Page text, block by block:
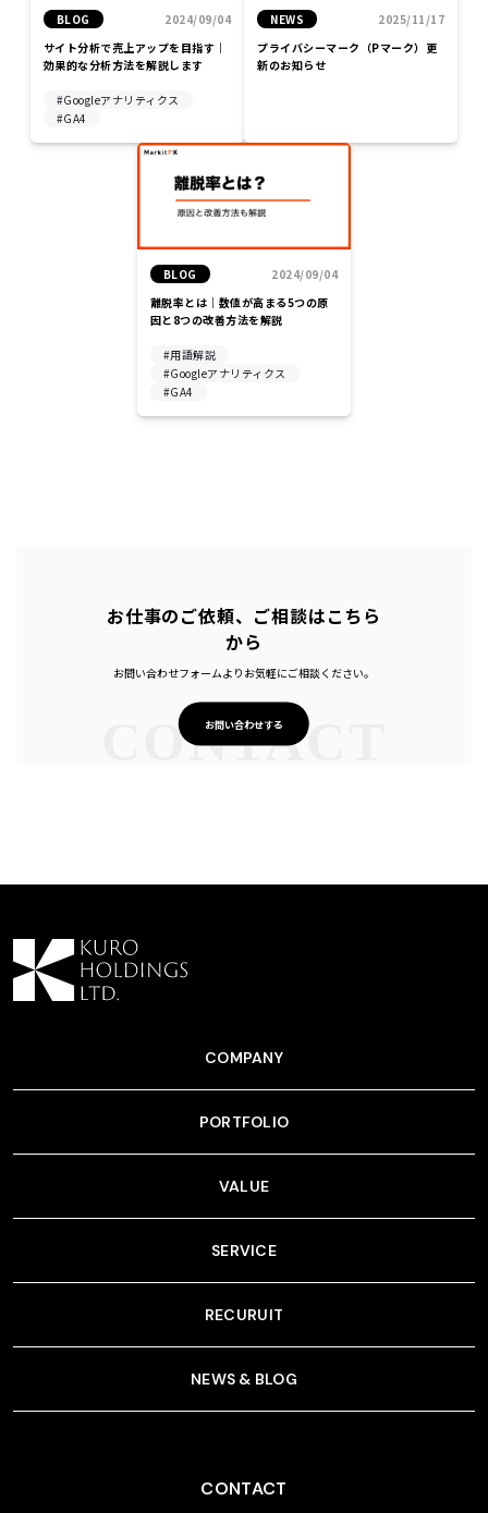
BLOG
2024/09/04
サイト分析で売上アップを目指す｜
効果的な分析方法を解説します
Googleアナリティクス
GA4
NEWS
2025/11/17
プライバシーマーク（Pマーク）更
新のお知らせ
BLOG
2024/09/04
離脱率とは｜数値が高まる5つの原
因と8つの改善方法を解説
用語解説
Googleアナリティクス
GA4
お仕事のご依頼、ご相談はこちら
から
お問い合わせフォームよりお気軽にご相談ください。
お問い合わせする
CONTACT
COMPANY
PORTFOLIO
VALUE
SERVICE
RECURUIT
NEWS & BLOG
CONTACT